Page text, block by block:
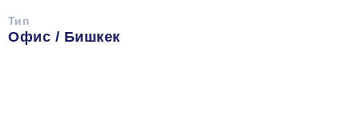
Тип
Офис / Бишкек